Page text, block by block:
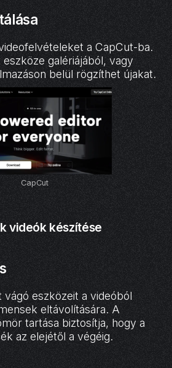
a CapCut-ba.
galériájából, vagy
belül rögzíthet újakat.
CapCut
videók készítése
vágó eszközeit a videóból
eltávolítására. A
tartása biztosítja, hogy a
az elejétől a végéig.